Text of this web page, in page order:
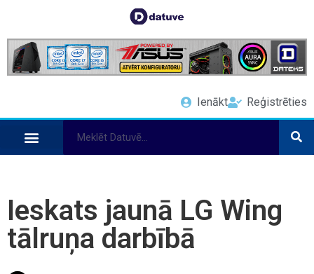
Ienākt Reģistrēties
Ieskats jaunā LG Wing
tālruņa darbībā